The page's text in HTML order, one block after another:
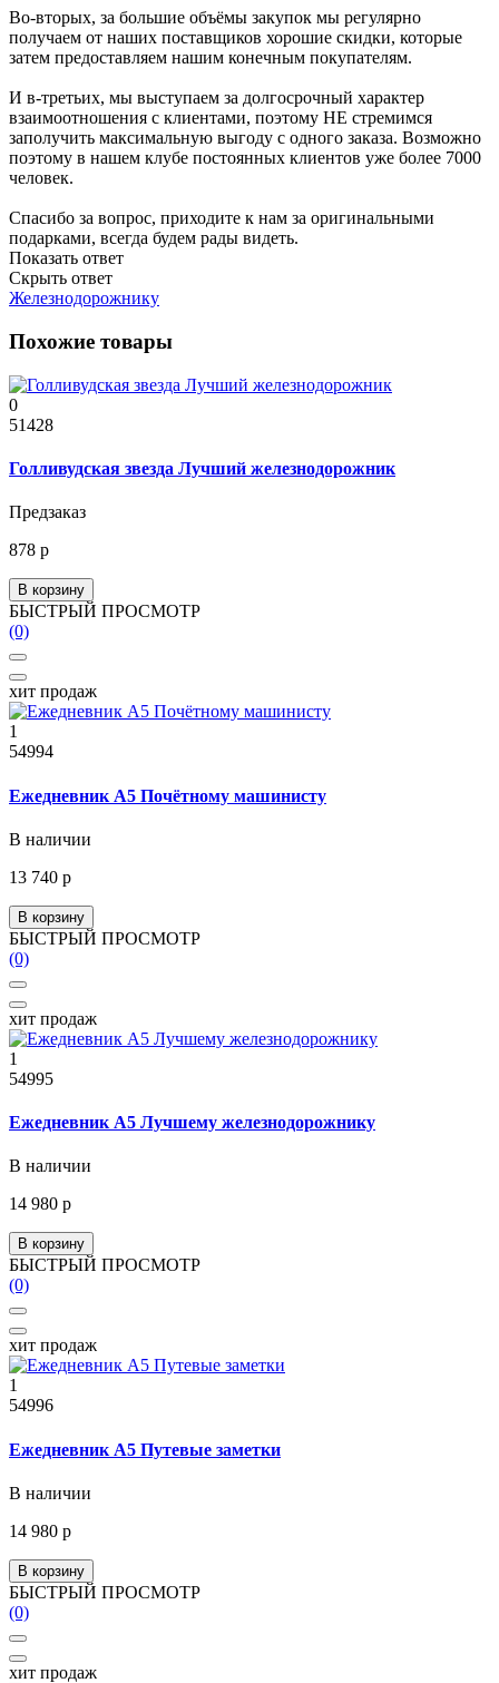
Во-вторых, за большие объёмы закупок мы регулярно
получаем от наших поставщиков хорошие скидки, которые
затем предоставляем нашим конечным покупателям.
И в-третьих, мы выступаем за долгосрочный характер
взаимоотношения с клиентами, поэтому НЕ стремимся
заполучить максимальную выгоду с одного заказа. Возможно
поэтому в нашем клубе постоянных клиентов уже более 7000
человек.
Спасибо за вопрос, приходите к нам за оригинальными
подарками, всегда будем рады видеть.
Показать ответ
Скрыть ответ
Железнодорожнику
Похожие товары
0
51428
Голливудская звезда Лучший железнодорожник
Предзаказ
878 р
В корзину
БЫСТРЫЙ ПРОСМОТР
(0)
хит продаж
1
54994
Ежедневник А5 Почётному машинисту
В наличии
13 740 р
В корзину
БЫСТРЫЙ ПРОСМОТР
(0)
хит продаж
1
54995
Ежедневник А5 Лучшему железнодорожнику
В наличии
14 980 р
В корзину
БЫСТРЫЙ ПРОСМОТР
(0)
хит продаж
1
54996
Ежедневник А5 Путевые заметки
В наличии
14 980 р
В корзину
БЫСТРЫЙ ПРОСМОТР
(0)
хит продаж